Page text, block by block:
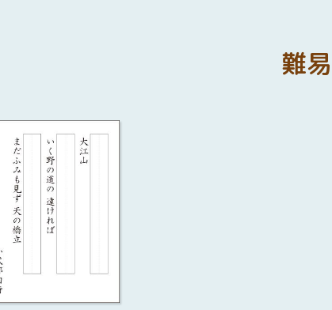
難